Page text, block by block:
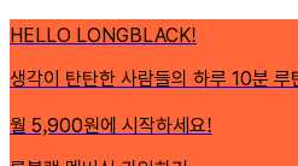
HELLO LONGBLACK!
생각이 탄탄한 사람들의 하루 10분 루
월 5,900원에 시작하세요!